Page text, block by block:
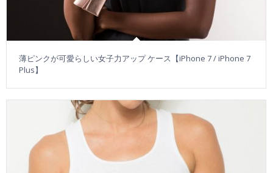
薄ピンクが可愛らしい女子力アップ ケース【iPhone 7 / iPhone 7
Plus】